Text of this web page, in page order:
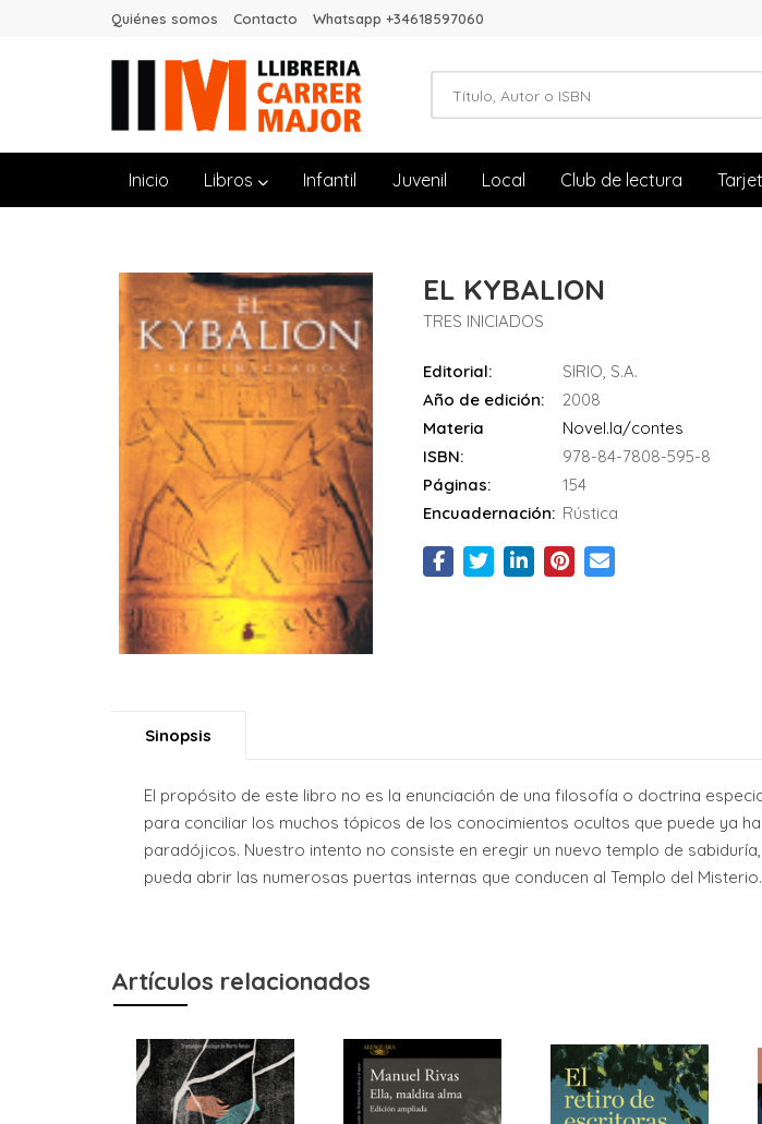
Quiénes somos Contacto Whatsapp +34618597060
Inicio Libros Infantil Juvenil Local Club de lectura
EL KYBALION
TRES INICIADOS
Editorial:
SIRIO, S.A.
Año de edición:
2008
Materia
Novel.la/contes
ISBN:
978-84-7808-595-8
Páginas:
154
Encuadernación: Rústica
Sinopsis
El propósito de este libro no es la enunciación de una filosofía o doctrina
para conciliar los muchos tópicos de los conocimientos ocultos que puede ya
paradójicos. Nuestro intento no consiste en eregir un nuevo templo de
pueda abrir las numerosas puertas internas que conducen al Templo del
Artículos relacionados